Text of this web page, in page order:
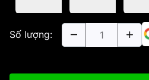
Số lượng: